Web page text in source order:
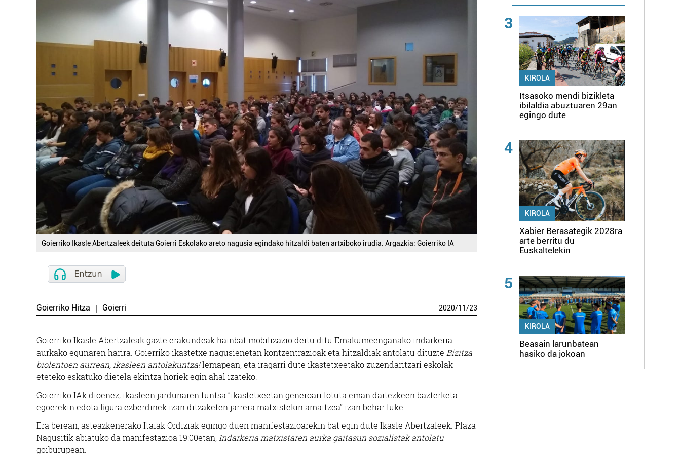
Goierriko Ikasle Abertzaleek deituta Goierri Eskolako areto nagusia egindako hitzaldi baten artxiboko irudia. Argazkia: Goierriko IA
Goierriko Hitza Goierri 2020/11/23
Goierriko Ikasle Abertzaleak gazte erakundeak hainbat mobilizazio deitu ditu Emakumeenganako indarkeria
aurkako egunaren harira. Goierriko ikastetxe nagusienetan kontzentrazioak eta hitzaldiak antolatu dituzte Bizitza
biolentoen aurrean, ikasleen antolakuntza!lemapean, eta iragarri dute ikastetxeetako zuzendaritzari eskolak
eteteko eskatuko dietela ekintza horiek egin ahal izateko.
Goierriko IAk dioenez, ikasleen jardunaren funtsa “ikastetxeetan generoari lotuta eman daitezkeen bazterketa
egoerekin edota figura ezberdinek izan ditzaketen jarrera matxistekin amaitzea” izan behar luke.
Era berean, asteazkenerako Itaiak Ordiziak egingo duen manifestazioarekin bat egin dute Ikasle Abertzaleek. Plaza
Nagusitik abiatuko da manifestazioa 19:00etan, Indarkeria matxistaren aurka gaitasun sozialistak antolatu
goiburupean.
3
KIROLA
Itsasoko mendi bizikleta
ibilaldia abuztuaren 29an
egingo dute
4
KIROLA
Xabier Berasategik 2028ra
arte berritu du
Euskaltelekin
5
KIROLA
Beasain larunbatean
hasiko da jokoan